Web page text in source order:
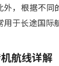
，根据不同
于长途国际
航线详解